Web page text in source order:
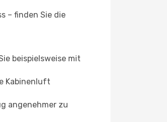
– finden Sie die
beispielsweise mit
Kabinenluft
angenehmer zu